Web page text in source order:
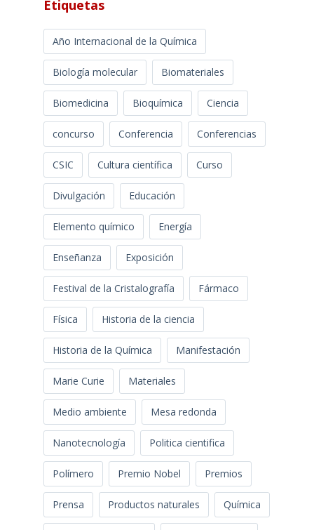
Etiquetas
Año Internacional de la Química
Biología molecular Biomateriales
Biomedicina Bioquímica Ciencia
concurso Conferencia Conferencias
CSIC Cultura científica Curso
Divulgación Educación
Elemento químico Energía
Enseñanza Exposición
Festival de la Cristalografía Fármaco
Física Historia de la ciencia
Historia de la Química Manifestación
Marie Curie Materiales
Medio ambiente Mesa redonda
Nanotecnología Politica cientifica
Polímero Premio Nobel Premios
Prensa Productos naturales Química